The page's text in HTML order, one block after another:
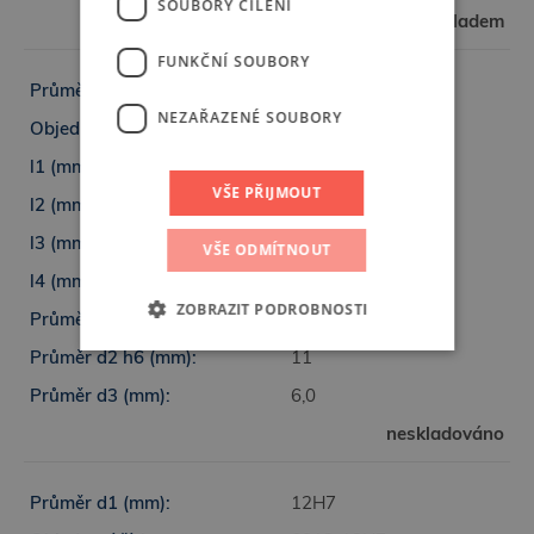
skladem
160
77
11
6,0
neskladováno
12H7
SOUBORY CÍLENÍ
FUNKČNÍ SOUBORY
NEZAŘAZENÉ SOUBORY
VŠE PŘIJMOUT
VŠE ODMÍTNOUT
ZOBRAZIT PODROBNOSTI